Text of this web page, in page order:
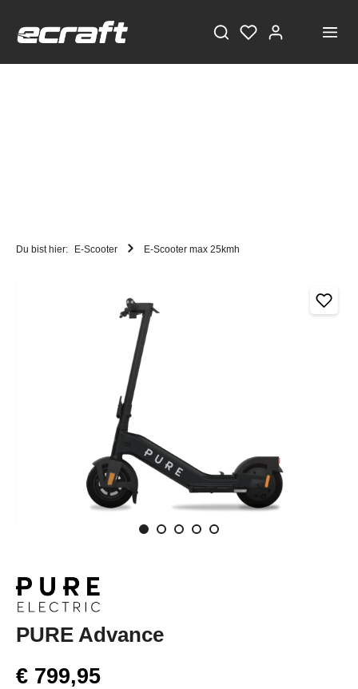
Du bist hier: E-Scooter E-Scooter max 25kmh
PURE Advance
€ 799,95